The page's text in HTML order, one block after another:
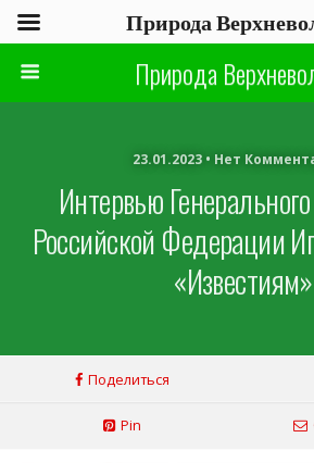
Природа
23.01.2023 • Нет
Интервью
Российской Федерации
«Известиям»
Поделиться
Pin
Природа